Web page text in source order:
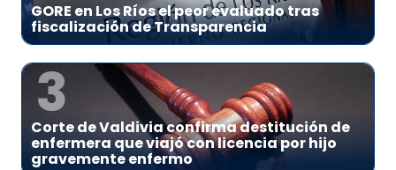
GORE en Los Ríos el peor evaluado tras
fiscalización de Transparencia
3
Corte de Valdivia confirma destitución de
enfermera que viajó con licencia por hijo
gravemente enfermo